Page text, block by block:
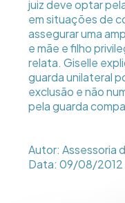
juiz deve optar
em situações de
assegurar uma
e mãe e filho
relata. Giselle
guarda unilateral
exclusão e não
pela guarda
Autor: Assessoria
Data: 09/08/2012